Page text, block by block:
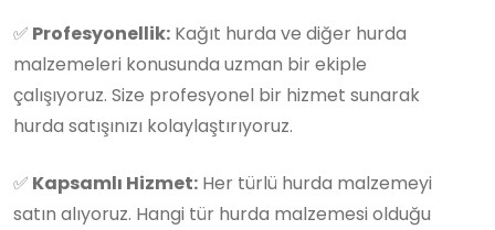
✅ Profesyonellik: Kağıt hurda ve diğer hurda
malzemeleri konusunda uzman bir ekiple
çalışıyoruz. Size profesyonel bir hizmet sunarak
hurda satışınızı kolaylaştırıyoruz.
✅ Kapsamlı Hizmet: Her türlü hurda malzemeyi
satın alıyoruz. Hangi tür hurda malzemesi olduğu